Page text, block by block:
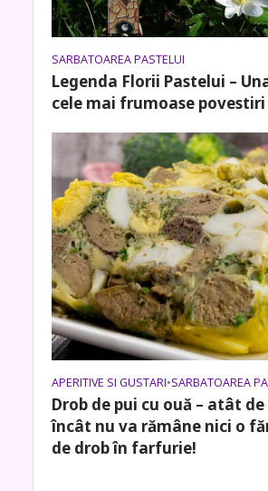
SARBATOAREA PASTELUI
Legenda Florii Pastelui –
cele mai frumoase povestiri
APERITIVE SI GUSTARI•SARBATOAREA
Drob de pui cu ouă – atât
încât nu va rămâne nici o
de drob în farfurie!